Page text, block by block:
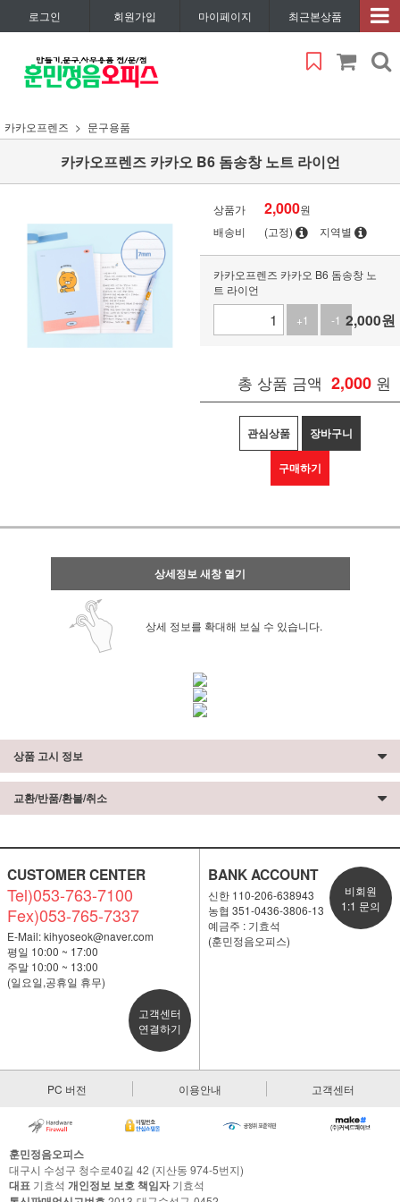
로그인 회원가입 마이페이지 최근본상품
카카오프렌즈 문구용품
카카오프렌즈 카카오 B6 돔송창 노트 라이언
상품가 2,000원
배송비
(고정) 지역별
카카오프렌즈 카카오 B6 돔송창 노
트 라이언
+1
-1 2,000원
총 상품 금액 2,000 원
관심상품 장바구니
구매하기
상세정보 새창 열기
상세 정보를 확대해 보실 수 있습니다.
상품 고시 정보
교환/반품/환불/취소
CUSTOMER CENTER
Tel)053-763-7100
Fex)053-765-7337
E-Mail:kihyoseok@naver.com
평일 10:00 ~ 17:00
주말 10:00 ~ 13:00
(일요일,공휴일 휴무)
고객센터
연결하기
BANK ACCOUNT
신한 110-206-638943
농협 351-0436-3806-13
예금주 : 기효석
(훈민정음오피스)
비회원
1:1 문의
PC 버전 이용안내 고객센터
훈민정음오피스
대구시 수성구 청수로40길 42 (지산동 974-5번지)
대표 기효석 개인정보 보호 책임자기효석